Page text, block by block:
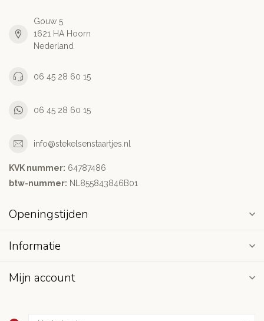
Gouw 5
1621 HA Hoorn
Nederland
06 45 28 60 15
06 45 28 60 15
info@stekelsenstaartjes.nl
KVK nummer: 64787486
btw-nummer: NL855843846B01
Openingstijden
Informatie
Mijn account